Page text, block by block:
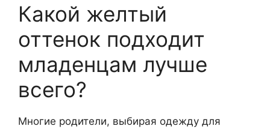
Какой желтый
оттенок подходит
младенцам лучше
всего?
Многие родители, выбирая одежду для